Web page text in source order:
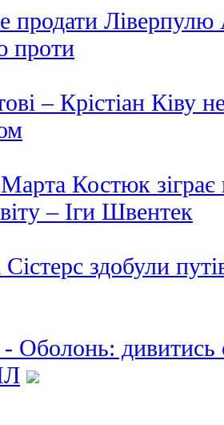
продати
проти
– Крістіан Ківу
Костюк
– Іги Швентек
Сістерс здобули
Оболонь: дивитись